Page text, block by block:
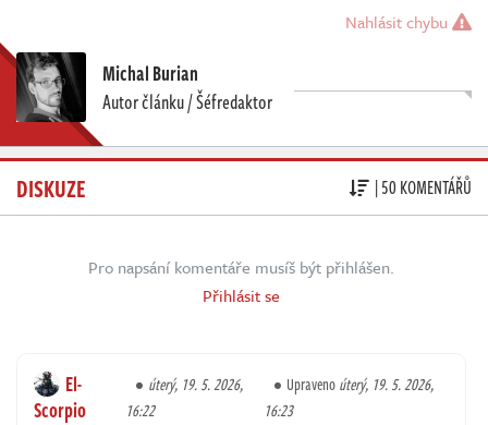
Nahlásit chybu
Michal Burian
Autor článku / Šéfredaktor
DISKUZE | 50 KOMENTÁŘŮ
Pro napsání komentáře musíš být přihlášen.
Přihlásit se
El-
Scorpio
úterý, 19. 5. 2026,
16:22
Upravenoúterý, 19. 5. 2026,
16:23